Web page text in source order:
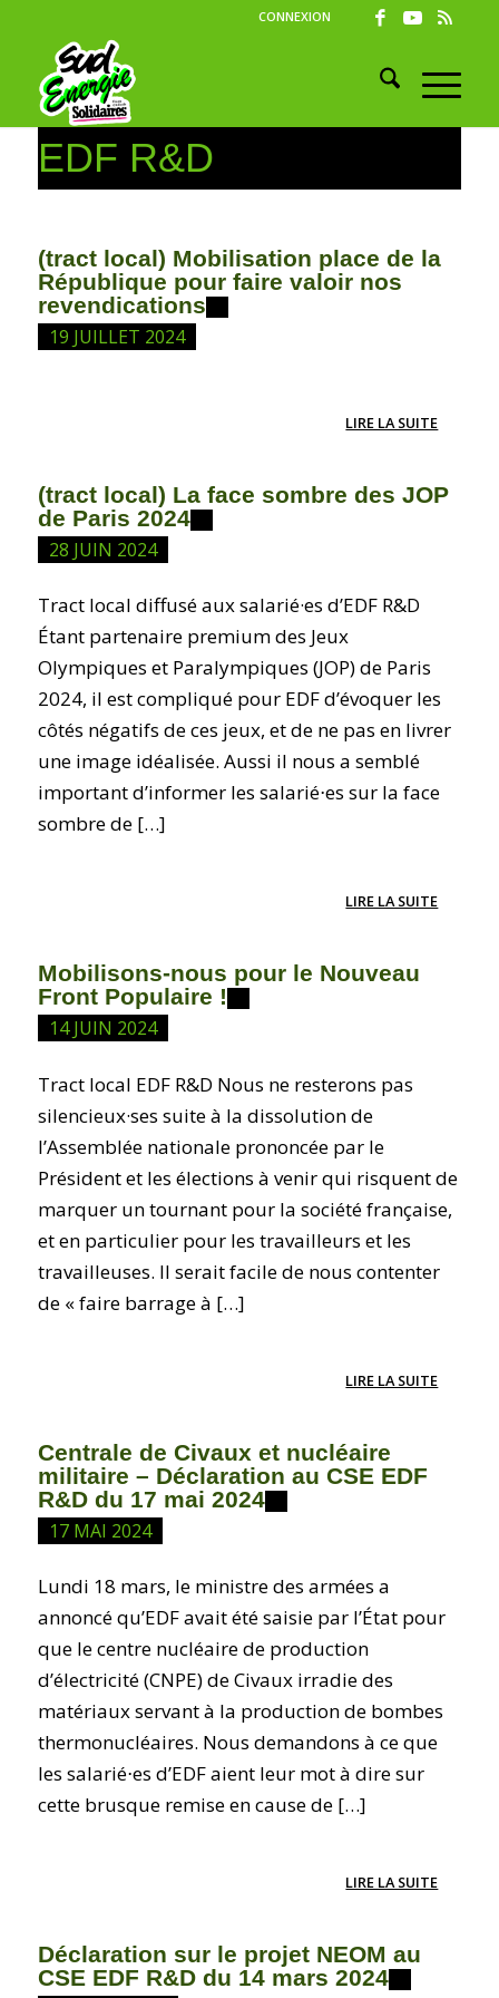
CONNEXION
EDF R&D
(tract local) Mobilisation place de la
République pour faire valoir nos
revendications
19 JUILLET 2024
LIRE LA SUITE
(tract local) La face sombre des JOP
de Paris 2024
28 JUIN 2024
Tract local diffusé aux salarié·es d’EDF R&D
Étant partenaire premium des Jeux
Olympiques et Paralympiques (JOP) de Paris
2024, il est compliqué pour EDF d’évoquer les
côtés négatifs de ces jeux, et de ne pas en livrer
une image idéalisée. Aussi il nous a semblé
important d’informer les salarié⋅es sur la face
sombre de […]
LIRE LA SUITE
Mobilisons-nous pour le Nouveau
Front Populaire !
14 JUIN 2024
Tract local EDF R&D Nous ne resterons pas
silencieux·ses suite à la dissolution de
l’Assemblée nationale prononcée par le
Président et les élections à venir qui risquent de
marquer un tournant pour la société française,
et en particulier pour les travailleurs et les
travailleuses. Il serait facile de nous contenter
de « faire barrage à […]
LIRE LA SUITE
Centrale de Civaux et nucléaire
militaire – Déclaration au CSE EDF
R&D du 17 mai 2024
17 MAI 2024
Lundi 18 mars, le ministre des armées a
annoncé qu’EDF avait été saisie par l’État pour
que le centre nucléaire de production
d’électricité (CNPE) de Civaux irradie des
matériaux servant à la production de bombes
thermonucléaires. Nous demandons à ce que
les salarié⋅es d’EDF aient leur mot à dire sur
cette brusque remise en cause de […]
LIRE LA SUITE
Déclaration sur le projet NEOM au
CSE EDF R&D du 14 mars 2024